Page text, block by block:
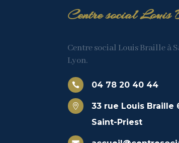
Centre social
Centre social Louis Braille à
Lyon.
 04 78 20 40 44

33 rue Louis Braille
Saint-Priest